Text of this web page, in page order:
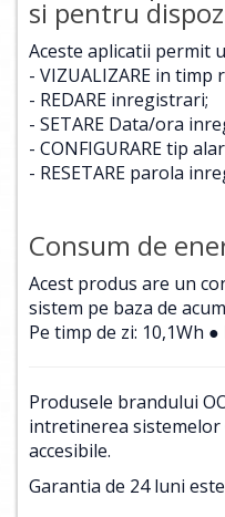
si pentru
Aceste aplicatii permit
- VIZUALIZARE in
- REDARE inregistrari;
- SETARE Data/ora
- CONFIGURARE tip
- RESETARE parola
Consum de
Acest produs are un
sistem pe baza de
Pe timp de zi: 10,1Wh
Produsele brandului
intretinerea sistemelor
accesibile.
Garantia de 24 luni